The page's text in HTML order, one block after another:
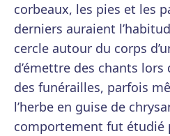
corbeaux, les pies et les
derniers auraient
cercle autour du corps
d’émettre des chants
des funérailles, parfois
l’herbe en guise de
comportement fut étudié